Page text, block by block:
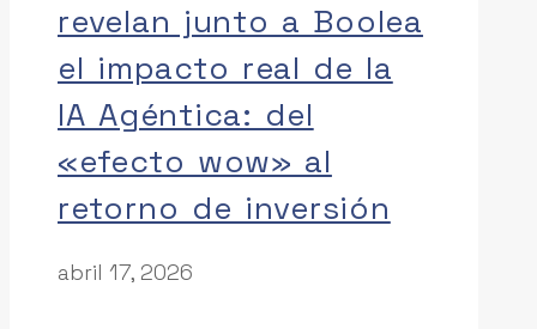
revelan junto a Boolea
el impacto real de la
IA Agéntica: del
«efecto wow» al
retorno de inversión
abril 17, 2026